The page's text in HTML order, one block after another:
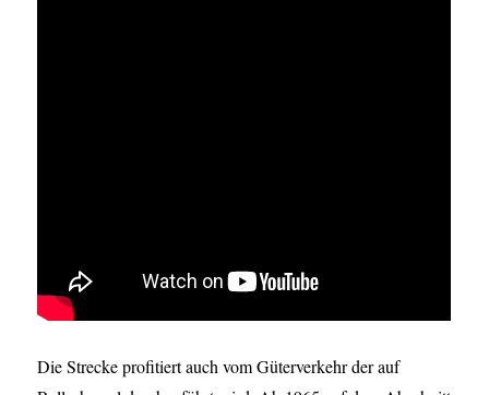
Die Strecke profitiert auch vom Güterverkehr der auf